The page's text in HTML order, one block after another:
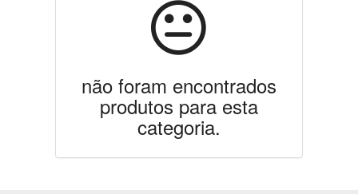
não foram encontrados
produtos para esta
categoria.